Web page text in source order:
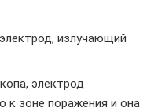
излучающий
электрод
к зоне поражения и она